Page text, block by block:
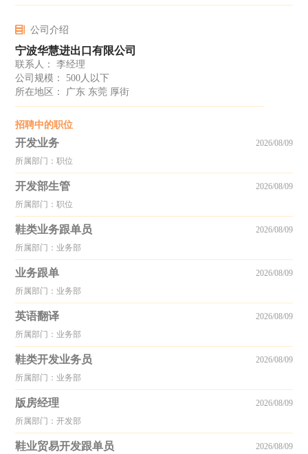
公司介绍
宁波华慧进出口有限公司
联系人： 李经理
公司规模： 500人以下
所在地区： 广东 东莞 厚街
招聘中的职位
开发业务
所属部门：职位
2026/08/09
开发部生管
所属部门：职位
2026/08/09
鞋类业务跟单员
所属部门：业务部
2026/08/09
业务跟单
所属部门：业务部
2026/08/09
英语翻译
所属部门：业务部
2026/08/09
鞋类开发业务员
所属部门：业务部
2026/08/09
版房经理
所属部门：开发部
2026/08/09
鞋业贸易开发跟单员 2026/08/09